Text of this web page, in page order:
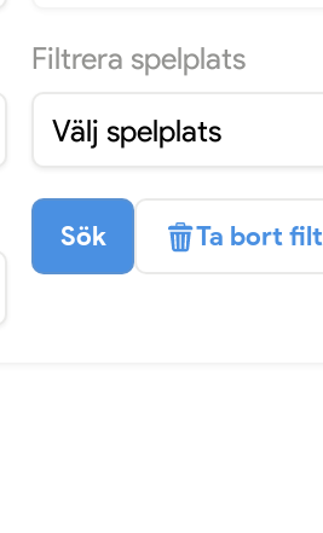
Filtrera spelplats
Välj spelplats
Sök Ta bort